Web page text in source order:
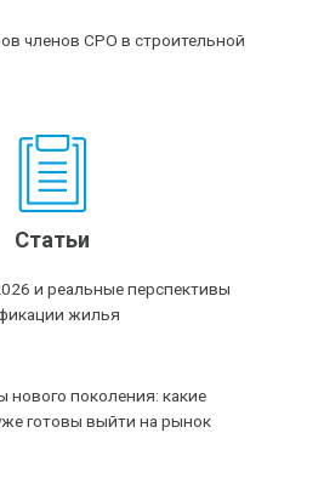
членов СРО в строительной
Статьи
и реальные перспективы
жилья
нового поколения: какие
готовы выйти на рынок